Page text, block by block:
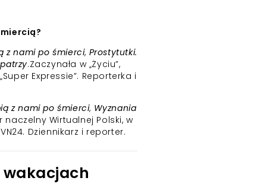
z nami po śmierci, Prostytutki.
.Zaczynała w „Życiu”,
Expressie”. Reporterka i
z nami po śmierci, Wyznania
naczelny Wirtualnej Polski, w
Dziennikarz i reporter.